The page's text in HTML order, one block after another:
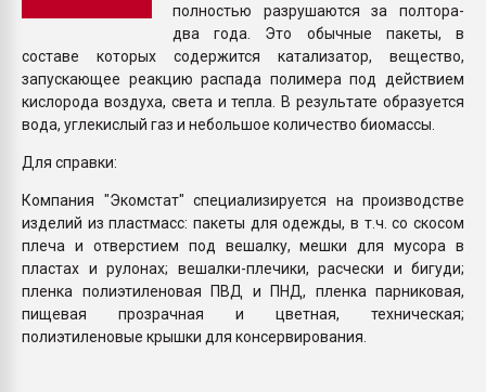
полностью разрушаются за полтора-
два года. Это обычные пакеты, в
составе которых содержится катализатор, вещество,
запускающее реакцию распада полимера под действием
кислорода воздуха, света и тепла. В результате образуется
вода, углекислый газ и небольшое количество биомассы.
Для справки:
Компания "Экомстат" специализируется на производстве
изделий из пластмасс: пакеты для одежды, в т.ч. со скосом
плеча и отверстием под вешалку, мешки для мусора в
пластах и рулонах; вешалки-плечики, расчески и бигуди;
пленка полиэтиленовая ПВД и ПНД, пленка парниковая,
пищевая прозрачная и цветная, техническая;
полиэтиленовые крышки для консервирования.